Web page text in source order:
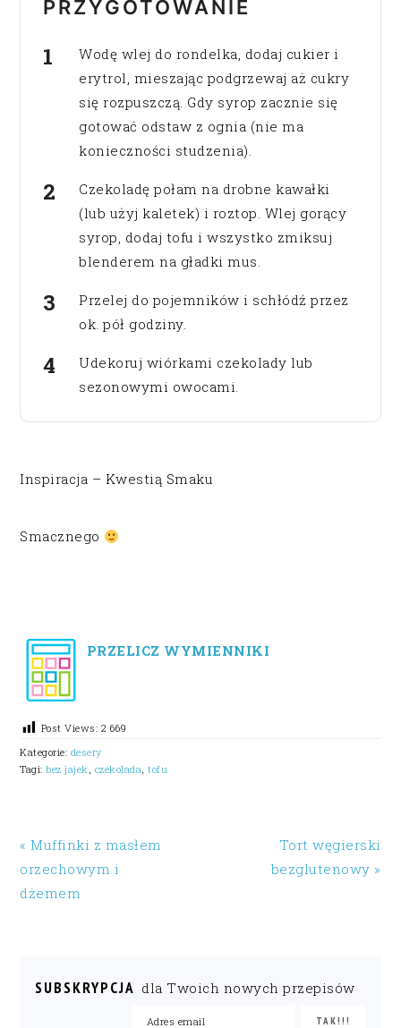
PRZYGOTOWANIE
Wodę wlej do rondelka, dodaj cukier i
erytrol, mieszając podgrzewaj aż cukry
się rozpuszczą. Gdy syrop zacznie się
gotować odstaw z ognia (nie ma
konieczności studzenia).
Czekoladę połam na drobne kawałki
(lub użyj kaletek) i roztop. Wlej gorący
syrop, dodaj tofu i wszystko zmiksuj
blenderem na gładki mus.
Przelej do pojemników i schłódź przez
ok. pół godziny.
Udekoruj wiórkami czekolady lub
sezonowymi owocami.
Inspiracja – Kwestią Smaku
Smacznego
PRZELICZ WYMIENNIKI
Post Views: 2 669
Kategorie: desery
Tagi:bez jajek , czekolada,tofu
« Muffinki z masłem
orzechowym i
dżemem
Tort węgierski
bezglutenowy »
SUBSKRYPCJA dla Twoich nowych przepisów